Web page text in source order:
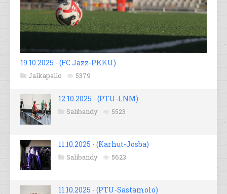
19.10.2025 - (FC Jazz-PKKU)
Jalkapallo 5379
12.10.2025 - (PTU-LNM)
Salibandy 5523
11.10.2025 - (Karhut-Josba)
Salibandy 5623
11.10.2025 - (PTU-Sastamolo)